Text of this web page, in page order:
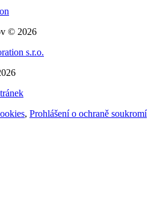
© 2026
s.r.o.
, Prohlášení o ochraně soukromí